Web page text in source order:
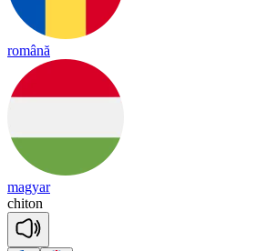
română
magyar
chiton